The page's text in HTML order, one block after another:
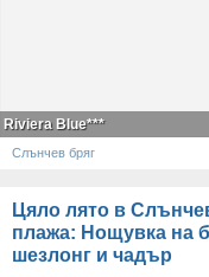
Riviera Blue***
Слънчев бряг
Цяло лято в
плажа: Нощувка на
шезлонг и чадър